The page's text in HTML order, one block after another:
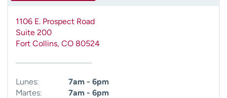
1106 E. Prospect Road
Suite 200
Fort Collins, CO 80524
Lunes:
7am - 6pm
Martes:
7am - 6pm